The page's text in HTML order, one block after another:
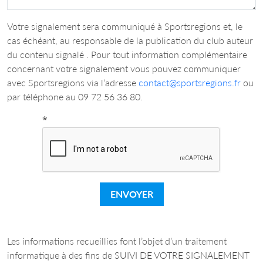
Votre signalement sera communiqué à Sportsregions et, le
cas échéant, au responsable de la publication du club auteur
du contenu signalé . Pour tout information complémentaire
concernant votre signalement vous pouvez communiquer
avec Sportsregions via l’adresse contact@sportsregions.fr ou
par téléphone au 09 72 56 36 80.
*
ENVOYER
Les informations recueillies font l’objet d’un traitement
informatique à des fins de SUIVI DE VOTRE SIGNALEMENT